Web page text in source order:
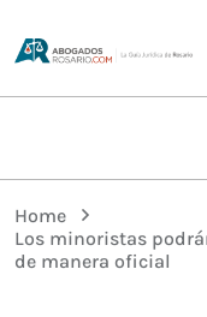
Home
Los minoristas
de manera oficial